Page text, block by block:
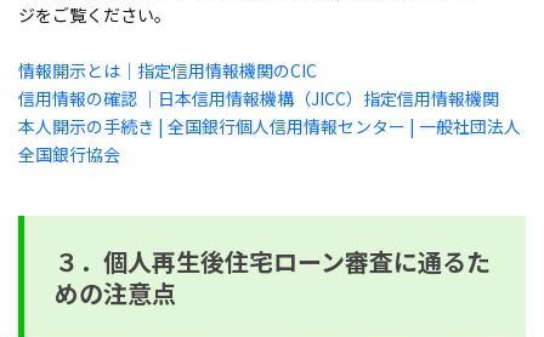
ジをご覧ください。
情報開示とは｜指定信用情報機関のCIC
信用情報の確認 ｜日本信用情報機構（JICC）指定信用情報機関
本人開示の手続き | 全国銀行個人信用情報センター | 一般社団法人
全国銀行協会
３．個人再生後住宅ローン審査に通るた
めの注意点